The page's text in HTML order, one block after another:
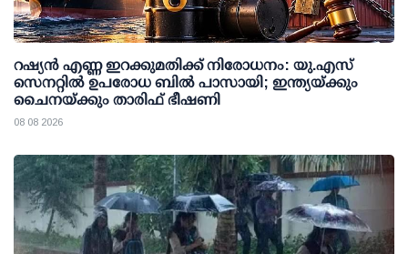
റഷ്യന്‍ എണ്ണ ഇറക്കുമതിക്ക് നിരോധനം: യു.എസ്
സെനറ്റില്‍ ഉപരോധ ബില്‍ പാസായി; ഇന്ത്യയ്ക്കും
ചൈനയ്ക്കും താരിഫ് ഭീഷണി
08 08 2026